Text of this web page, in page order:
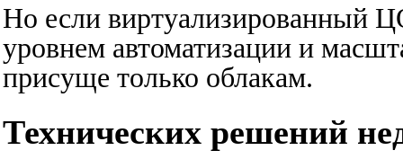
Но если виртуализированный
уровнем автоматизации и
присуще только облакам.
Технических решений